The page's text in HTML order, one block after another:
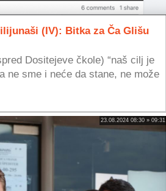
(IV): Bitka za Ča Glišu
Dositejeve čkole) “naš cilj je
ne sme i neće da stane, ne može
23.08.2024 08:30 » 09:31